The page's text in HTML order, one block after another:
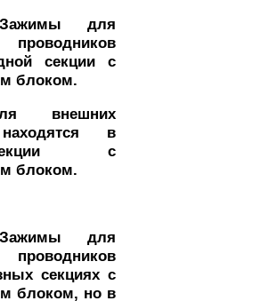
для
секции с
блоком.
для
секциях с
блоком, но в